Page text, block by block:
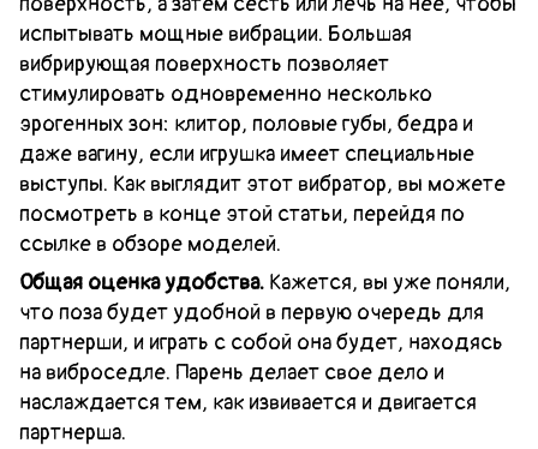
испытывать мощные вибрации. Большая
вибрирующая поверхность позволяет
стимулировать одновременно несколько
эрогенных зон: клитор, половые губы, бедра и
даже вагину, если игрушка имеет специальные
выступы. Как выглядит этот вибратор, вы можете
посмотреть в конце этой статьи, перейдя по
ссылке в обзоре моделей.
Общая оценка удобства. Кажется, вы уже поняли,
что поза будет удобной в первую очередь для
партнерши, и играть с собой она будет, находясь
на виброседле. Парень делает свое дело и
наслаждается тем, как извивается и двигается
партнерша.